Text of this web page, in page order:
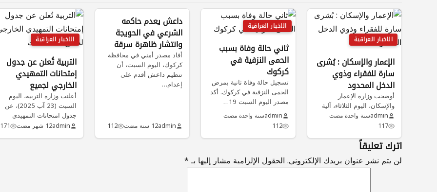
الاخبار العراقية
الإعمار والإسكان : بُشرى
سارة للفقراء وذوي
الدخل المحدود
أوضحت وزارة الإعمار
والإسكان، اليوم الثلاثاء، آلية
توزيع الوحدات السكنية ضمن
النسبة المخصصة من…
adminسنة واحدة مضت
117
الاخبار العراقية
ثاني حالة وفاة بسبب
الحمى النزفية في
كركوك
تسجيل حالة وفاة ثانية بمرض
الحمى النزفية في كركوك. أكد
مصدر اليوم السبت 19…
adminسنة واحدة مضت
112
داعش يعدم حاكمه
الشرعي في الحويجة
وانتشار ظاهرة سرقة
بيت مال داعش في
العراق
أفاد مصدر أمني في محافظة
كركوك، اليوم السبت، أن
تنظيم داعش أقدم على
إعدام…
admin12 سنة مضت 112
الاخبار العراقية
التربية تُعلن عن جدول
إمتحانات التمهيدي
الخارجي لجميع
التخصصات
أعلنت وزارة التربية، اليوم
السبت (23 آب 2025)، عن
جدول امتحانات التمهيدي
الخارجي لجميع…
admin12 شهر مضت 171
اترك تعليقاً
لن يتم نشر عنوان بريدك الإلكتروني.الحقول الإلزامية مشار إليها بـ*